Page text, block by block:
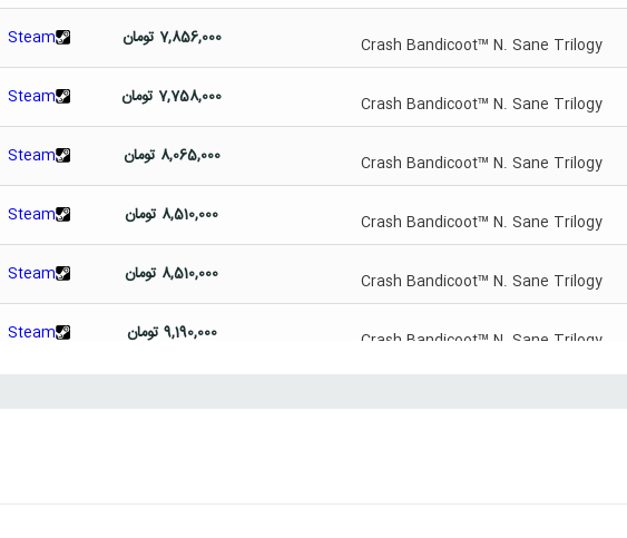
Crash Bandicoot™ N. Sane Trilogy
7,856,000 تومان Steam
Crash Bandicoot™ N. Sane Trilogy
7,758,000 تومان Steam
Crash Bandicoot™ N. Sane Trilogy
8,065,000 تومان Steam
Crash Bandicoot™ N. Sane Trilogy
8,510,000 تومان Steam
Crash Bandicoot™ N. Sane Trilogy
8,510,000 تومان Steam
Crash Bandicoot™ N. Sane Trilogy
9,190,000 تومان Steam